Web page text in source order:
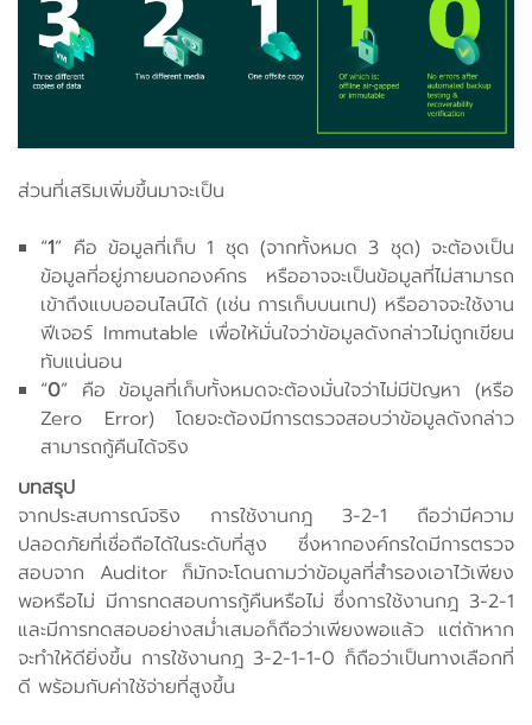
ส่วนที่เสริมเพิ่มขึ้นมาจะเป็น
“1” คือ ข้อมูลที่เก็บ 1 ชุด (จากทั้งหมด 3 ชุด) จะต้องเป็น
ข้อมูลที่อยู่ภายนอกองค์กร หรืออาจจะเป็นข้อมูลที่ไม่สามารถ
เข้าถึงแบบออนไลน์ได้ (เช่น การเก็บบนเทป) หรืออาจจะใช้งาน
ฟีเจอร์ Immutable เพื่อให้มั่นใจว่าข้อมูลดังกล่าวไม่ถูกเขียน
ทับแน่นอน
“0” คือ ข้อมูลที่เก็บทั้งหมดจะต้องมั่นใจว่าไม่มีปัญหา (หรือ
Zero Error) โดยจะต้องมีการตรวจสอบว่าข้อมูลดังกล่าว
สามารถกู้คืนได้จริง
บทสรุป
จากประสบการณ์จริง การใช้งานกฎ 3-2-1 ถือว่ามีความ
ปลอดภัยที่เชื่อถือได้ในระดับที่สูง ซึ่งหากองค์กรใดมีการตรวจ
สอบจาก Auditor ก็มักจะโดนถามว่าข้อมูลที่สำรองเอาไว้เพียง
พอหรือไม่ มีการทดสอบการกู้คืนหรือไม่ ซึ่งการใช้งานกฎ 3-2-1
และมีการทดสอบอย่างสม่ำเสมอก็ถือว่าเพียงพอแล้ว แต่ถ้าหาก
จะทำให้ดียิ่งขึ้น การใช้งานกฎ 3-2-1-1-0 ก็ถือว่าเป็นทางเลือกที่
ดี พร้อมกับค่าใช้จ่ายที่สูงขึ้น